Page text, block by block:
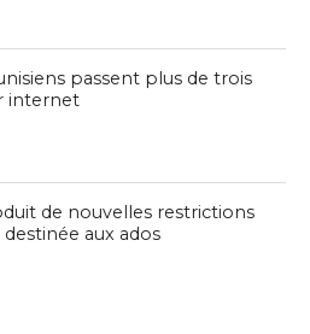
passent plus de trois
internet
de nouvelles restrictions
aux ados